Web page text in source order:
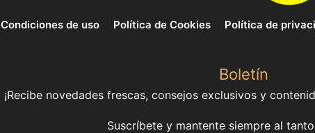
Condiciones de uso Política de Cookies Política de
Boletín
¡Recibe novedades frescas, consejos exclusivos y
Suscríbete y mantente siempre al